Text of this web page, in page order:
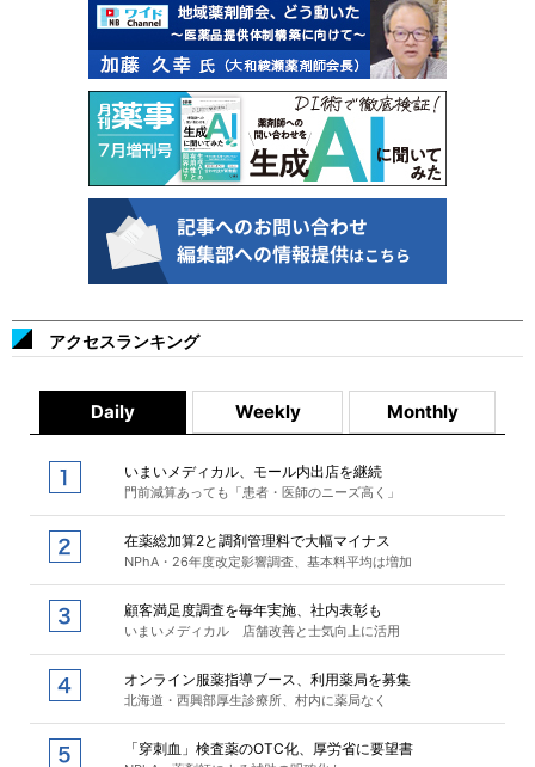
アクセスランキング
Daily Weekly Monthly
いまいメディカル、モール内出店を継続
門前減算あっても「患者・医師のニーズ高く」
在薬総加算2と調剤管理料で大幅マイナス
NPhA・26年度改定影響調査、基本料平均は増加
顧客満足度調査を毎年実施、社内表彰も
いまいメディカル 店舗改善と士気向上に活用
オンライン服薬指導ブース、利用薬局を募集
北海道・西興部厚生診療所、村内に薬局なく
「穿刺血」検査薬のOTC化、厚労省に要望書